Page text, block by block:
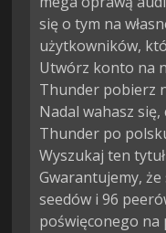
się o tym na
użytkowników,
Utwórz konto na
Thunder pobierz
Nadal wahasz
Thunder po
Wyszukaj ten
Gwarantujemy,
seedów i 96
poświęconego na